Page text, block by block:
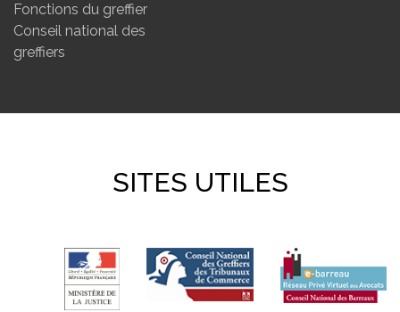
Fonctions du greffier
Conseil national des
greffiers
SITES UTILES